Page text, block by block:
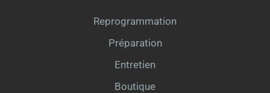
Reprogrammation
Préparation
Entretien
Boutique